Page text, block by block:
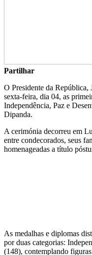
Partilhar
O Presidente da República,
sexta-feira, dia 04, as
Independência, Paz e
Dipanda. ‎
A cerimónia decorreu em
entre condecorados, seus
homenageadas a título
As medalhas e diplomas
por duas categorias:
(148), contemplando